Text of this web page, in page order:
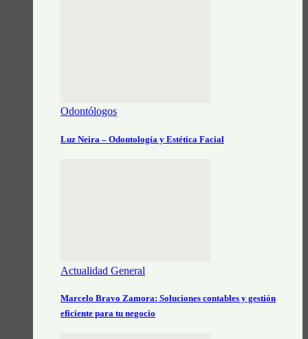
Odontólogos
Luz Neira – Odontología y Estética Facial
Actualidad General
Marcelo Bravo Zamora: Soluciones contables y gestión
eficiente para tu negocio